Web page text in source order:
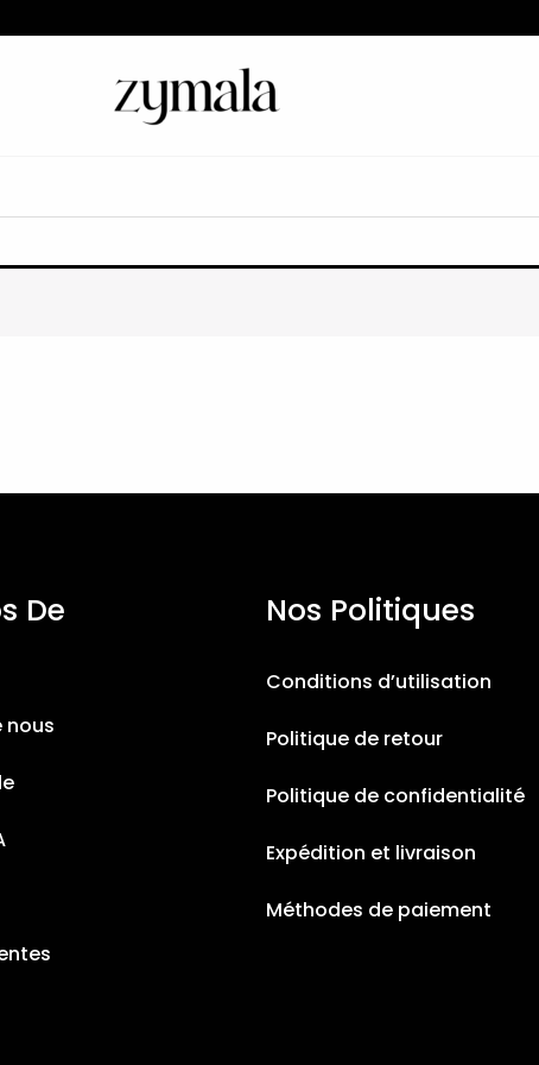
De
nous
Nos Politiques
Conditions d’utilisation
Politique de retour
Politique de confidentialité
Expédition et livraison
Méthodes de paiement